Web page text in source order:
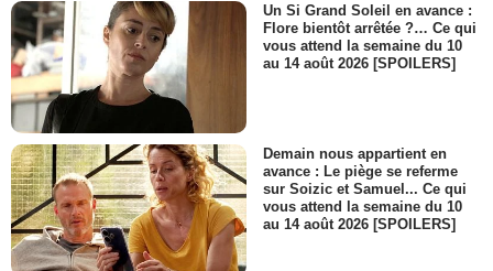
Un Si Grand Soleil en avance :
Flore bientôt arrêtée ?… Ce qui
vous attend la semaine du 10
au 14 août 2026 [SPOILERS]
Demain nous appartient en
avance : Le piège se referme
sur Soizic et Samuel... Ce qui
vous attend la semaine du 10
au 14 août 2026 [SPOILERS]